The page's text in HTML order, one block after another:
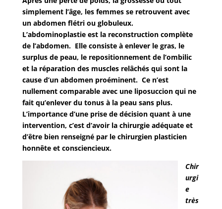
simplement l’âge, les femmes se retrouvent avec
un abdomen flétri ou globuleux.
L’abdominoplastie est la reconstruction complète
de l’abdomen. Elle consiste à enlever le gras, le
surplus de peau, le repositionnement de l’ombilic
et la réparation des muscles relâchés qui sont la
cause d’un abdomen proéminent. Ce n’est
nullement comparable avec une liposuccion qui ne
fait qu’enlever du tonus à la peau sans plus.
L’importance d’une prise de décision quant à une
intervention, c’est d’avoir la chirurgie adéquate et
d’être bien renseigné par le chirurgien plasticien
honnête et consciencieux.
Chir
urgi
e
très